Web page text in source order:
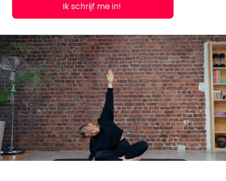
Ik schrijf me in!